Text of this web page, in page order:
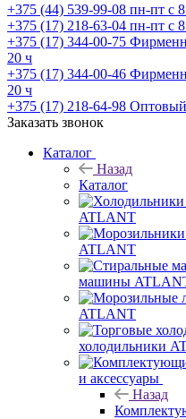
+375 (44) 539-99-08 пн-пт с
+375 (17) 218-63-04 пн-пт с
+375 (17) 344-00-75
20 ч
+375 (17) 344-00-46
20 ч
+375 (17) 218-64-98 Оптовый
Заказать звонок
Каталог
Назад
Каталог
ATLANT
ATLANT
машины
ATLANT
холодильники
и аксессуары
Назад